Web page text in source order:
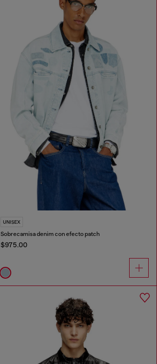
UNISEX
Sobrecamisa denim con efecto patch
$975.00